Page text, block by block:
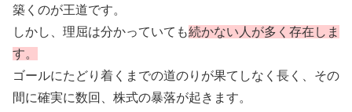
築くのが王道です。
しかし、理屈は分かっていても続かない人が多く存在しま
す。
ゴールにたどり着くまでの道のりが果てしなく長く、その
間に確実に数回、株式の暴落が起きます。